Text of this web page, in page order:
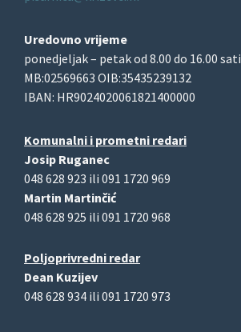
Uredovno vrijeme
ponedjeljak – petak od 8.00 do 16.00 sati
MB:02569663 OIB:35435239132
IBAN: HR9024020061821400000
Komunalni i prometni redari
Josip Ruganec
048 628 923 ili 091 1720 969
Martin Martinčić
048 628 925 ili 091 1720 968
Poljoprivredni redar
Dean Kuzijev
048 628 934 ili 091 1720 973